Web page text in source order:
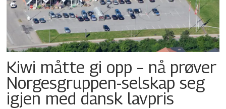
Kiwi måtte gi opp – nå prøver
Norgesgruppen-selskap seg
igjen med dansk lavpris